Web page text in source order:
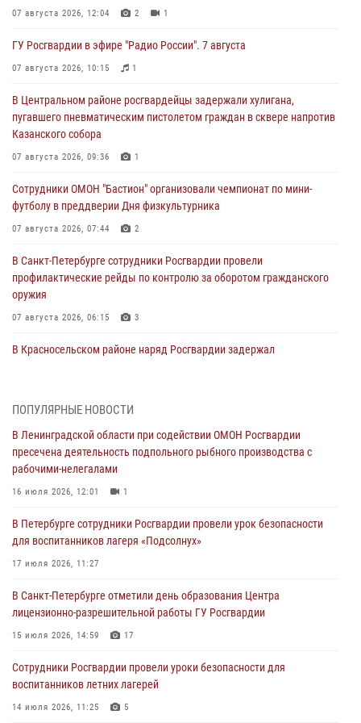
07 августа 2026, 12:04 2 1
ГУ Росгвардии в эфире "Радио России". 7 августа
07 августа 2026, 10:15 1
В Центральном районе росгвардейцы задержали хулигана,
пугавшего пневматическим пистолетом граждан в сквере напротив
Казанского собора
07 августа 2026, 09:36 1
Сотрудники ОМОН "Бастион" организовали чемпионат по мини-
футболу в преддверии Дня физкультурника
07 августа 2026, 07:44 2
В Санкт-Петербурге сотрудники Росгвардии провели
профилактические рейды по контролю за оборотом гражданского
оружия
07 августа 2026, 06:15 3
В Красносельском районе наряд Росгвардии задержал
06 августа 2026, 13:39 1
В Центральном районе росгвардейцы оперативно задержали
хулигана, стрелявшего из пускового устройства рядом с жилыми
домами
06 августа 2026, 11:36
Сотрудники и военнослужащие Росгвардии обеспечили
правопорядок при проведении матча "Зенит" - "Балтика"
06 августа 2026, 07:30
В Выборгском районе наряд Росгвардии обнаружил
разыскиваемый преступный автотранспорт
05 августа 2026, 12:25 2
Петербургские росгвардейцы обнаружили объявленный в розыск
автомобиль, ранее использовавшийся при совершении кражи в
Ленобласти
ПОПУЛЯРНЫЕ НОВОСТИ
В Ленинградской области при содействии ОМОН Росгвардии
пресечена деятельность подпольного рыбного производства с
рабочими-нелегалами
16 июля 2026, 12:01 1
В Петербурге сотрудники Росгвардии провели урок безопасности
для воспитанников лагеря «Подсолнух»
17 июля 2026, 11:27
В Санкт-Петербурге отметили день образования Центра
лицензионно-разрешительной работы ГУ Росгвардии
15 июля 2026, 14:59 17
Сотрудники Росгвардии провели уроки безопасности для
воспитанников летних лагерей
14 июля 2026, 11:25 5